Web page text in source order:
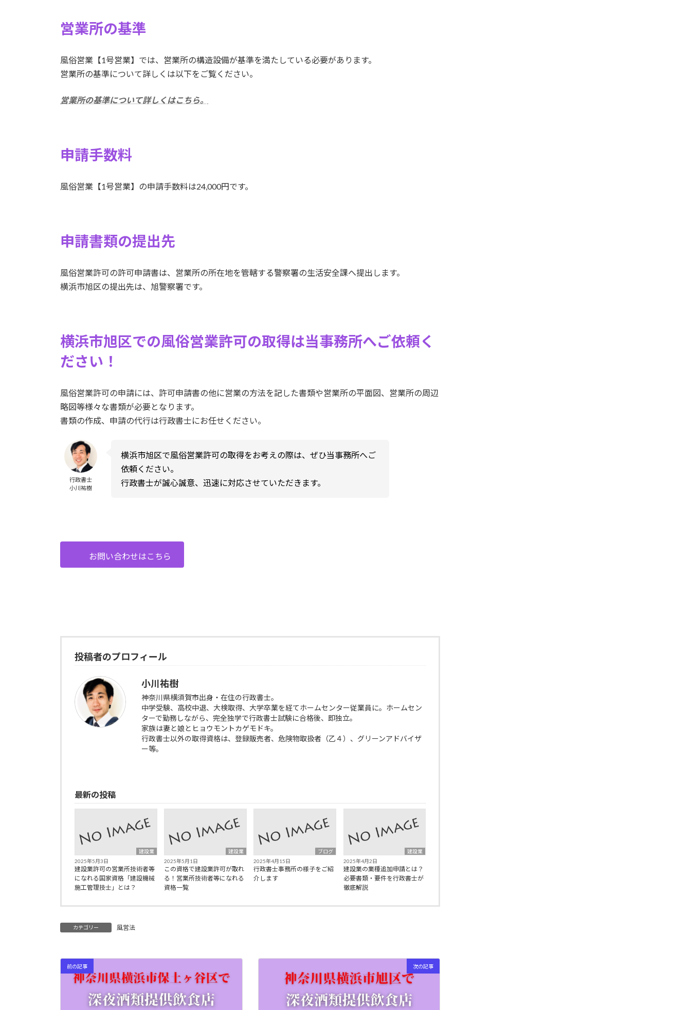
営業所の基準
風俗営業【1号営業】では、営業所の構造設備が基準を満たしている必要があります。
営業所の基準について詳しくは以下をご覧ください。
営業所の基準について詳しくはこちら。
申請手数料
風俗営業【1号営業】の申請手数料は24,000円です。
申請書類の提出先
風俗営業許可の許可申請書は、営業所の所在地を管轄する警察署の生活安全課へ提出します。
横浜市旭区の提出先は、旭警察署です。
横浜市旭区での風俗営業許可の取得は当事務所へご依頼く
ださい！
風俗営業許可の申請には、許可申請書の他に営業の方法を記した書類や営業所の平面図、営業所の周辺
略図等様々な書類が必要となります。
書類の作成、申請の代行は行政書士にお任せください。
行政書士
小川祐樹
横浜市旭区で風俗営業許可の取得をお考えの際は、ぜひ当事務所へご
依頼ください。
行政書士が誠心誠意、迅速に対応させていただきます。
お問い合わせはこちら
投稿者のプロフィール
小川祐樹
神奈川県横須賀市出身・在住の行政書士。
中学受験、高校中退、大検取得、大学卒業を経てホームセンター従業員に。ホームセン
ターで勤務しながら、完全独学で行政書士試験に合格後、即独立。
家族は妻と娘とヒョウモントカゲモドキ。
行政書士以外の取得資格は、登録販売者、危険物取扱者（乙４）、グリーンアドバイザ
ー等。
最新の投稿
建設業
2025年5月3日
建設業許可の営業所技術者等
になれる国家資格「建設機械
施工管理技士」とは？
建設業
2025年5月1日
この資格で建設業許可が取れ
る！営業所技術者等になれる
資格一覧
ブログ
2025年4月15日
行政書士事務所の様子をご紹
介します
建設業
2025年4月2日
建設業の業種追加申請とは？
必要書類・要件を行政書士が
徹底解説
カテゴリー 風営法
前の記事 次の記事